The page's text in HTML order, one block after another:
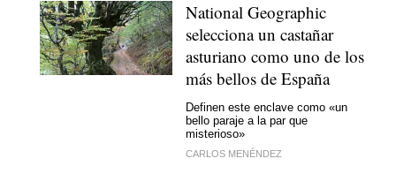
National Geographic
selecciona un castañar
asturiano como uno de los
más bellos de España
Definen este enclave como «un
bello paraje a la par que
misterioso»
CARLOS MENÉNDEZ